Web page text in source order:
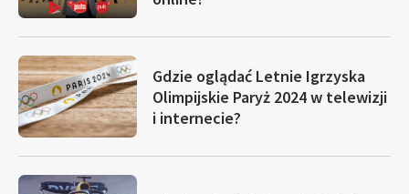
Gdzie oglądać Letnie Igrzyska
Olimpijskie Paryż 2024 w telewizji
i internecie?